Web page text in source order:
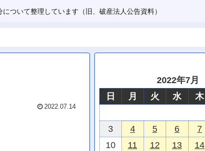
ついて整理しています（旧、破産法人公告資料）
2022.07.14
2022年7月
日
月 火 水 木
3
4 5 6 7
10
11 12 13 14